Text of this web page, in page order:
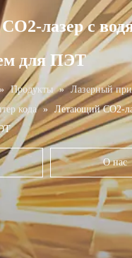
лазер с
для ПЭТ
» Продукты » Лазерный
кода » Летающий CO2-
О нас